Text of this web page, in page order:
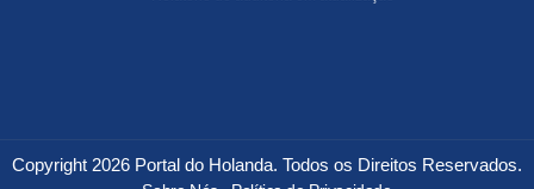
Copyright 2026 Portal do Holanda. Todos os Direitos Reservados.